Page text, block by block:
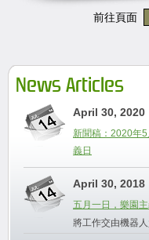
前往頁面
News Articles
April 30, 2020
新聞稿：2020年
義日
April 30, 2018
五月一日，樂園
將工作交由機器